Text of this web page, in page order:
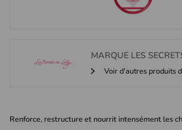
MARQUE LES
Voir d'autres produits
Renforce, restructure et nourrit intensément les